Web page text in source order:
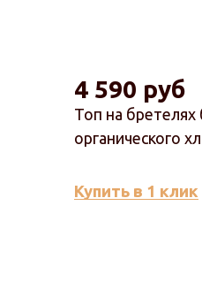
Топ на
органического
4 590 руб
Купить в 1 клик